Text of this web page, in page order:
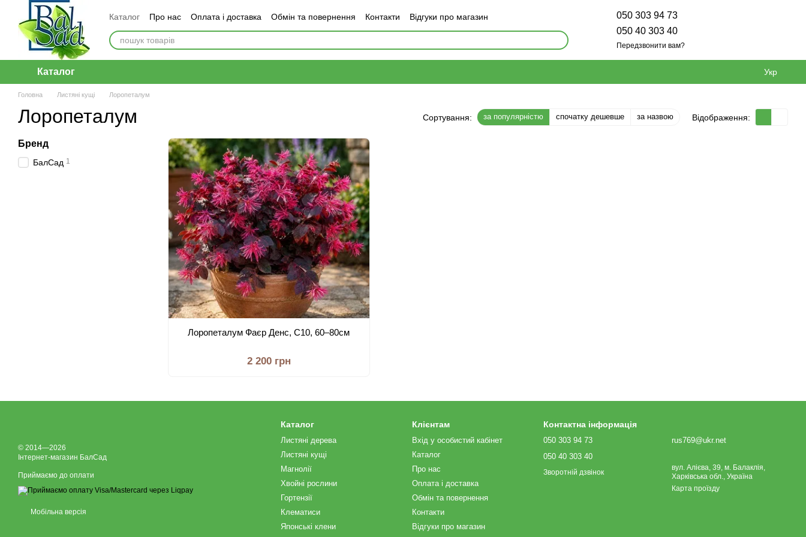
Перейти до основного контенту
Каталог Про нас Оплата і доставка Обмін та повернення Контакти Відгуки про магазин
050 303 94 73
050 40 303 40
Передзвонити вам?
Каталог Укр
Головна Листяні кущі Лоропеталум
Лоропеталум Сортування: за популярністю спочатку дешевше за назвою Відображення:
Лоропеталум Фаєр Денс, С10, 60–80см
2 200 грн
Бренд
БалСад 1
© 2014—2026
Інтернет-магазин БалСад
Приймаємо до оплати
Мобільна версія
Каталог
Листяні дерева
Листяні кущі
Магнолії
Хвойні рослини
Гортензії
Клематиси
Японські клени
Клієнтам
Вхід у особистий кабінет
Каталог
Про нас
Оплата і доставка
Обмін та повернення
Контакти
Відгуки про магазин
Контактна інформація
050 303 94 73
050 40 303 40
Зворотній дзвінок
rus769@ukr.net
вул. Алієва, 39, м. Балаклія,
Харківська обл., Україна
Карта проїзду